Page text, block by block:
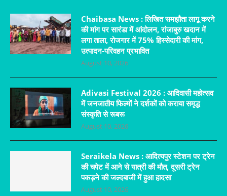
Chaibasa News : लिखित समझौता लागू करने
की मांग पर सारंडा में आंदोलन, रांजाबुरु खदान में
लगा ताला, रोजगार में 75% हिस्सेदारी की मांग,
उत्पादन-परिवहन प्रभावित
August 10, 2026
Adivasi Festival 2026 : आदिवासी महोत्सव
में जनजातीय फिल्मों ने दर्शकों को कराया समृद्ध
संस्कृति से रूबरू
August 10, 2026
Seraikela News : आदित्यपुर स्टेशन पर ट्रेन
की चपेट में आने से यात्री की मौत, दूसरी ट्रेन
पकड़ने की जल्दबाजी में हुआ हादसा
August 10, 2026